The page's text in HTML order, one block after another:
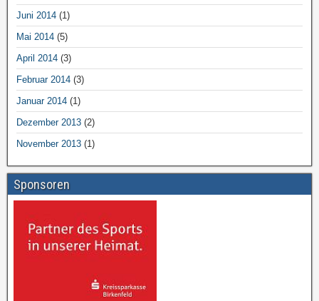
Juni 2014 (1)
Mai 2014 (5)
April 2014 (3)
Februar 2014 (3)
Januar 2014 (1)
Dezember 2013 (2)
November 2013 (1)
Sponsoren